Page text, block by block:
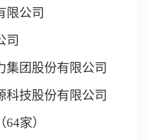
限公司
司
集团股份有限公司
科技股份有限公司
64家）